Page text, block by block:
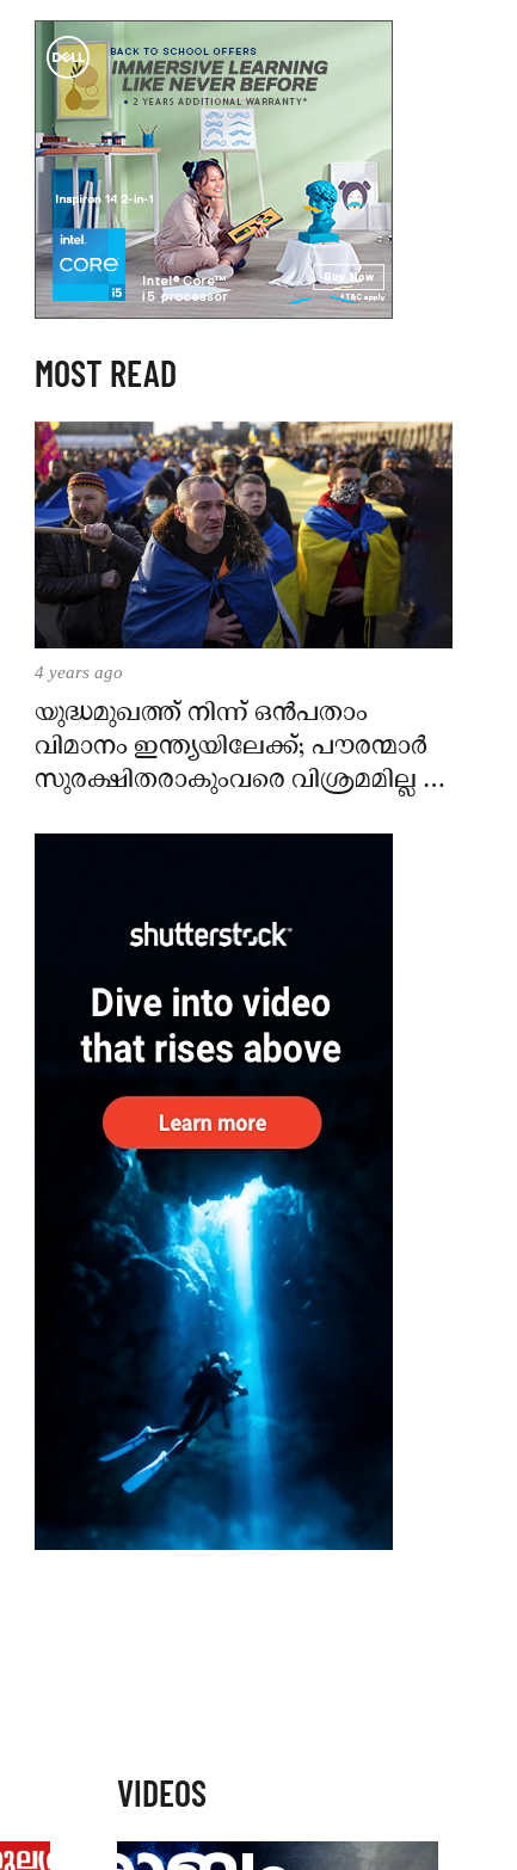
MOST READ
4 years ago
യുദ്ധമുഖത്ത് നിന്ന് ഒൻപതാം
വിമാനം ഇന്ത്യയിലേക്ക്; പൗരന്മാർ
സുരക്ഷിതരാകുംവരെ വിശ്രമമില്ല –
VIDEOS